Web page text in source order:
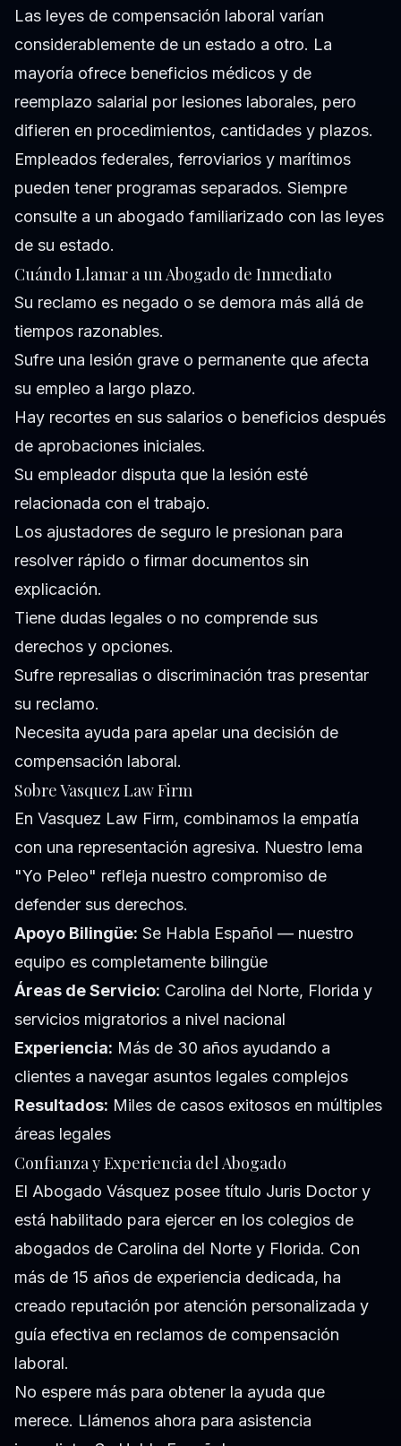
Las leyes de compensación laboral varían
considerablemente de un estado a otro. La
mayoría ofrece beneficios médicos y de
reemplazo salarial por lesiones laborales, pero
difieren en procedimientos, cantidades y plazos.
Empleados federales, ferroviarios y marítimos
pueden tener programas separados. Siempre
consulte a un abogado familiarizado con las leyes
de su estado.
Cuándo Llamar a un Abogado de Inmediato
Su reclamo es negado o se demora más allá de
tiempos razonables.
Sufre una lesión grave o permanente que afecta
su empleo a largo plazo.
Hay recortes en sus salarios o beneficios después
de aprobaciones iniciales.
Su empleador disputa que la lesión esté
relacionada con el trabajo.
Los ajustadores de seguro le presionan para
resolver rápido o firmar documentos sin
explicación.
Tiene dudas legales o no comprende sus
derechos y opciones.
Sufre represalias o discriminación tras presentar
su reclamo.
Necesita ayuda para apelar una decisión de
compensación laboral.
Sobre Vasquez Law Firm
En Vasquez Law Firm, combinamos la empatía
con una representación agresiva. Nuestro lema
"Yo Peleo" refleja nuestro compromiso de
defender sus derechos.
Apoyo Bilingüe: Se Habla Español — nuestro
equipo es completamente bilingüe
Áreas de Servicio: Carolina del Norte, Florida y
servicios migratorios a nivel nacional
Experiencia: Más de 30 años ayudando a
clientes a navegar asuntos legales complejos
Resultados: Miles de casos exitosos en múltiples
áreas legales
Confianza y Experiencia del Abogado
El Abogado Vásquez posee título Juris Doctor y
está habilitado para ejercer en los colegios de
abogados de Carolina del Norte y Florida. Con
más de 15 años de experiencia dedicada, ha
creado reputación por atención personalizada y
guía efectiva en reclamos de compensación
laboral.
No espere más para obtener la ayuda que
merece. Llámenos ahora para asistencia